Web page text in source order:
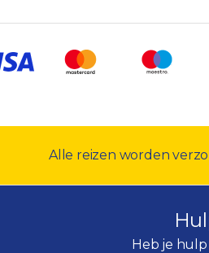
Alle reizen worden
Heb je